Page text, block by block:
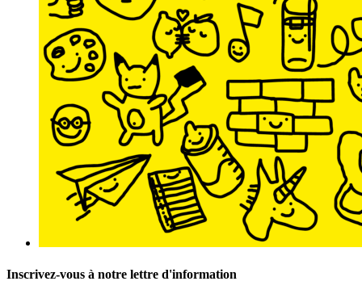
Inscrivez-vous à notre lettre d'information